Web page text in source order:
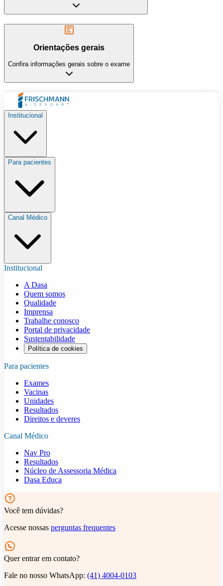
Orientações gerais
Confira informações gerais sobre o exame
Institucional
Para pacientes
Canal Médico
Institucional
A Dasa
Quem somos
Qualidade
Imprensa
Trabalhe conosco
Portal de privacidade
Sustentabilidade
Política de cookies
Para pacientes
Exames
Vacinas
Unidades
Resultados
Direitos e deveres
Canal Médico
Nav Pro
Resultados
Núcleo de Assessoria Médica
Dasa Educa
Você tem dúvidas?
Acesse nossas perguntas frequentes
Quer entrar em contato?
Fale no nosso WhatsApp: (41) 4004-0103